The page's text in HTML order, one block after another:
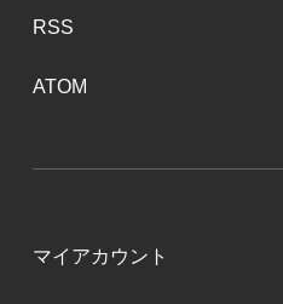
RSS
ATOM
マイアカウント